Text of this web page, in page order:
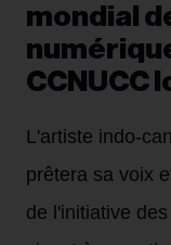
mondial
CCNUCC
L'artiste indo-
prêtera sa voix
de l'initiative